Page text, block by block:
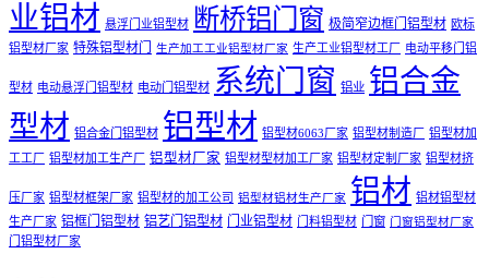
业铝材 悬浮门业铝型材 断桥铝门窗 极简窄边框门铝型材 欧标
铝型材厂家 特殊铝型材门 生产加工工业铝型材厂家 生产工业铝型材工厂 电动平移门铝
型材 电动悬浮门铝型材 电动门铝型材 系统门窗 铝业 铝合金
型材 铝合金门铝型材 铝型材 铝型材6063厂家 铝型材制造厂 铝型材加
工工厂 铝型材加工生产厂 铝型材厂家 铝型材型材加工厂家 铝型材定制厂家 铝型材挤
压厂家 铝型材框架厂家 铝型材的加工公司 铝型材铝材生产厂家 铝材 铝材铝型材
生产厂家 铝框门铝型材 铝艺门铝型材 门业铝型材 门料铝型材 门窗 门窗铝型材厂家
门铝型材厂家